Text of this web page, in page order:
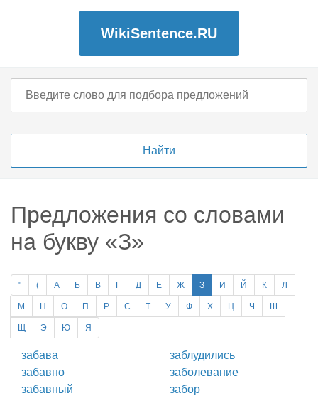
WikiSentence.RU
Предложения со словами
на букву «З»
" ( А Б В Г Д Е Ж З И Й К Л
М Н О П Р С Т У Ф Х Ц Ч Ш
Щ Э Ю Я
забава
забавно
забавный
заблудились
заболевание
забор